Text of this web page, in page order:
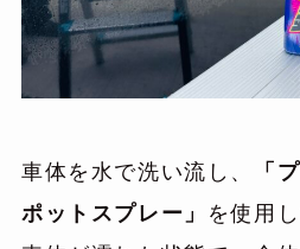
車体を水で洗い流し、
「
ポットスプレー」
を使用